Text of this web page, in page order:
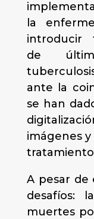
la
introducir
de
ante la
se han
imágenes
A pesar de
desafíos:
muertes